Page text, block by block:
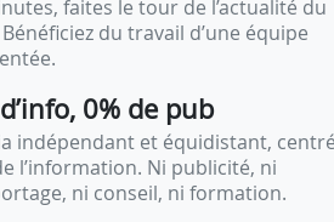
faites le tour de l’actualité du
du travail d’une équipe
0% de pub
indépendant et équidistant,
l’information. Ni publicité, ni
ni conseil, ni formation.